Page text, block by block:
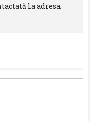
la adresa